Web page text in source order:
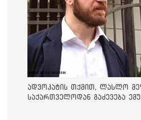
ადვოკატის თქმით, ლასლო
საქართველოდან გაძევება